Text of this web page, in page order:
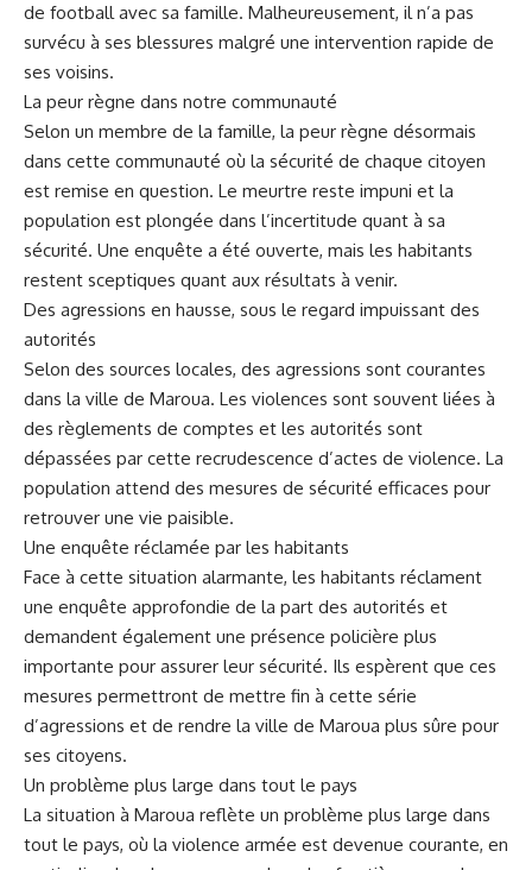
de football avec sa famille. Malheureusement, il n’a pas
survécu à ses blessures malgré‍ une intervention ‌rapide de​
ses voisins.
La⁤ peur règne dans notre communauté
Selon⁢ un membre de la famille, la peur⁢ règne désormais
dans cette communauté où la sécurité de chaque citoyen‍
est remise ⁣en question. Le meurtre reste impuni ⁣et la
population est plongée dans l’incertitude ‌quant à sa
sécurité. Une enquête a été ouverte, mais ‌les habitants
restent ⁤sceptiques quant aux résultats⁤ à venir.
Des agressions en hausse, sous‌ le regard impuissant des
autorités
Selon des sources locales, des agressions sont courantes
dans⁣ la ville de Maroua. Les violences sont souvent liées à
des règlements de comptes⁣ et les autorités sont
dépassées par cette recrudescence d’actes ⁤de violence. La
population attend des mesures de⁣ sécurité‍ efficaces pour
retrouver une vie‍ paisible.
Une enquête réclamée ‍par les habitants
Face à cette situation alarmante, les habitants réclament
une enquête approfondie de la part des‌ autorités et
demandent‍ également une présence policière⁢ plus
‌importante⁤ pour assurer leur sécurité. Ils espèrent que⁤ ces
mesures permettront de mettre fin à cette série
d’agressions et ⁤de rendre la ville de Maroua plus sûre pour
ses ⁢citoyens.
Un problème plus ‍large dans tout le⁢ pays
La situation à‌ Maroua reflète⁢ un problème plus‍ large dans
⁤tout le​ pays, où la violence armée est devenue courante, en